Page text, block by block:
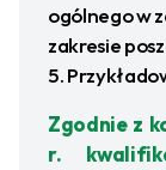
ogólnego w
zakresie
Zgodnie z
r.